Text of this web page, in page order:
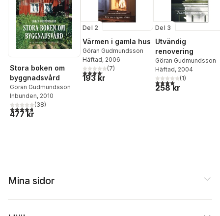
Stora boken om
byggnadsvård
Göran Gudmundsson
Inbunden, 2010
4,7utav 5 stjärnor. Totalt antal röster:
(38)
477 kr
Del 2
Värmen i gamla hus
Göran Gudmundsson
Häftad, 2006
4,1utav 5 stjärnor. Totalt antal röster:
(7)
193 kr
Del 3
Utvändig
renovering
Göran Gudmundsson
Häftad, 2004
4,0utav 5 stjärnor.
(1)
258 kr
Mina sidor